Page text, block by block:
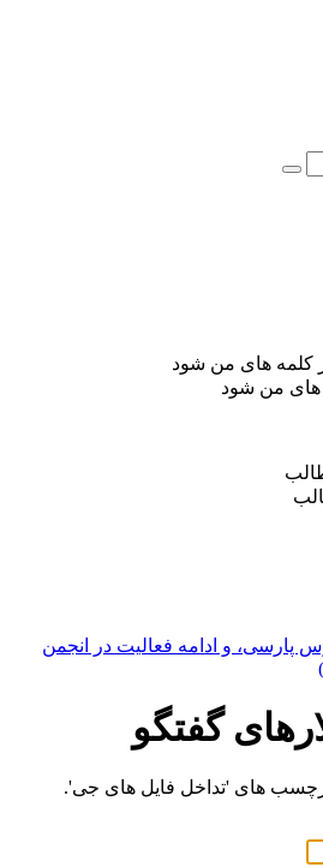
کلمه های من شود
های من شود
پارسی، و ادامه فعالیت در انجمن
گفتگو
های 'تداخل فایل های جی'.